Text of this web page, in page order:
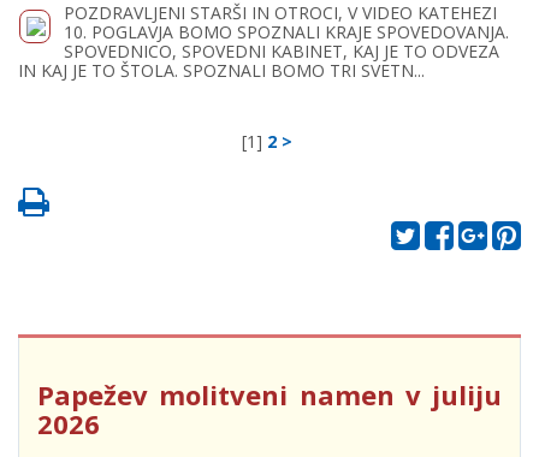
POZDRAVLJENI STARŠI IN OTROCI, V VIDEO KATEHEZI
10. POGLAVJA BOMO SPOZNALI KRAJE SPOVEDOVANJA.
SPOVEDNICO, SPOVEDNI KABINET, KAJ JE TO ODVEZA
IN KAJ JE TO ŠTOLA. SPOZNALI BOMO TRI SVETN...
[1] 2 >
Papežev molitveni namen v juliju
2026